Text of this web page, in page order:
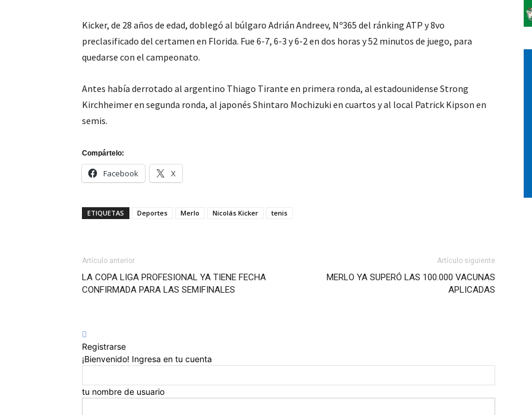
Kicker, de 28 años de edad, doblegó al búlgaro Adrián Andreev, Nº365 del ránking ATP y 8vo
preclasificado del certamen en Florida. Fue 6-7, 6-3 y 6-2 en dos horas y 52 minutos de juego, para
quedarse con el campeonato.
Antes había derrotado al argentino Thiago Tirante en primera ronda, al estadounidense Strong
Kirchheimer en segunda ronda, al japonés Shintaro Mochizuki en cuartos y al local Patrick Kipson en
semis.
Compártelo:
Facebook X
ETIQUETAS Deportes Merlo Nicolás Kicker tenis
Artículo anterior
LA COPA LIGA PROFESIONAL YA TIENE FECHA
CONFIRMADA PARA LAS SEMIFINALES
Artículo siguiente
MERLO YA SUPERÓ LAS 100.000 VACUNAS
APLICADAS
Registrarse
¡Bienvenido! Ingresa en tu cuenta
tu nombre de usuario